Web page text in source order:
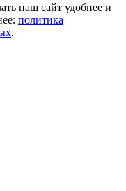
наш сайт удобнее и
политика
.